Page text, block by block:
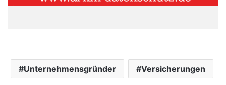
Unternehmensgründer Versicherungen